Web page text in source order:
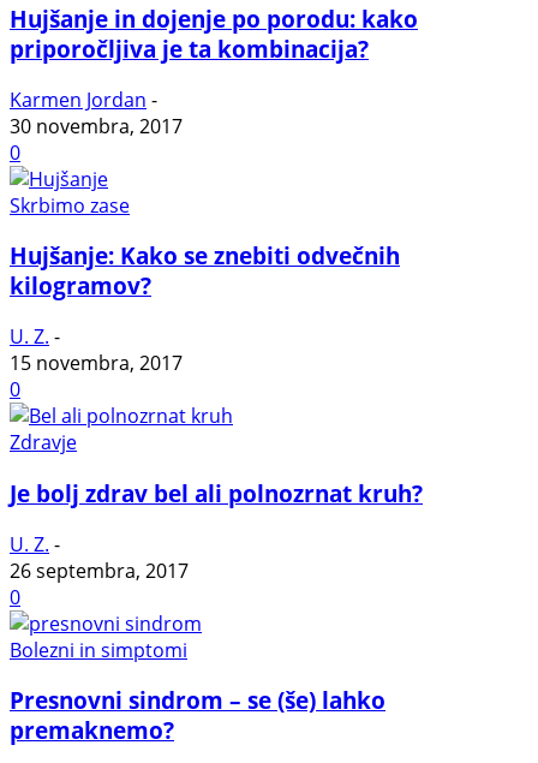
Hujšanje in dojenje po porodu: kako
priporočljiva je ta kombinacija?
Karmen Jordan -
30 novembra, 2017
0
Skrbimo zase
Hujšanje: Kako se znebiti odvečnih
kilogramov?
U. Z. -
15 novembra, 2017
0
Zdravje
Je bolj zdrav bel ali polnozrnat kruh?
U. Z. -
26 septembra, 2017
0
Bolezni in simptomi
Presnovni sindrom – se (še) lahko
premaknemo?